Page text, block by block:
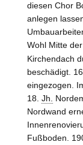
diesen Chor
anlegen
Wohl Mitte
Kirchendach
beschädigt.
eingezogen.
18. Jh.
Nordwand
Fußboden.